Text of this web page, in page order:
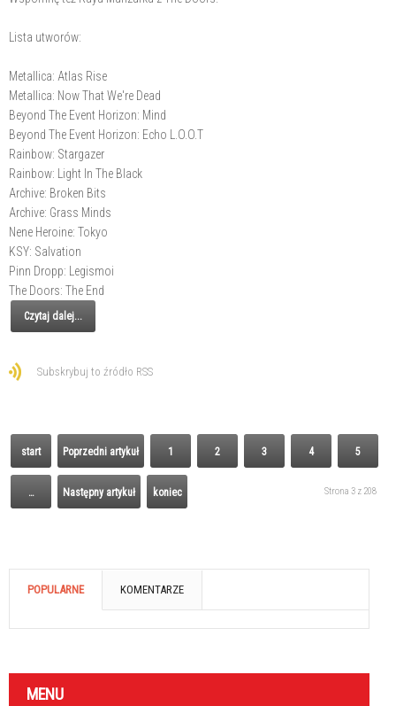
Lista utworów:
Metallica: Atlas Rise
Metallica: Now That We're Dead
Beyond The Event Horizon: Mind
Beyond The Event Horizon: Echo L.O.O.T
Rainbow: Stargazer
Rainbow: Light In The Black
Archive: Broken Bits
Archive: Grass Minds
Nene Heroine: Tokyo
KSY: Salvation
Pinn Dropp: Legismoi
The Doors: The End
Czytaj dalej...
Subskrybuj to źródło RSS
start Poprzedni artykuł 1 2 3 4 5
… Następny artykuł koniec Strona 3 z 208
POPULARNE KOMENTARZE
MENU